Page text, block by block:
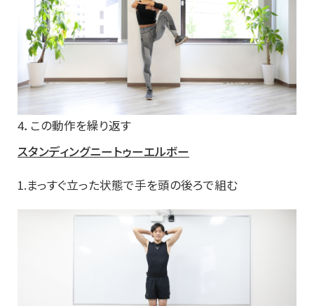
4．この動作を繰り返す
スタンディングニートゥーエルボー
1.まっすぐ立った状態で手を頭の後ろで組む